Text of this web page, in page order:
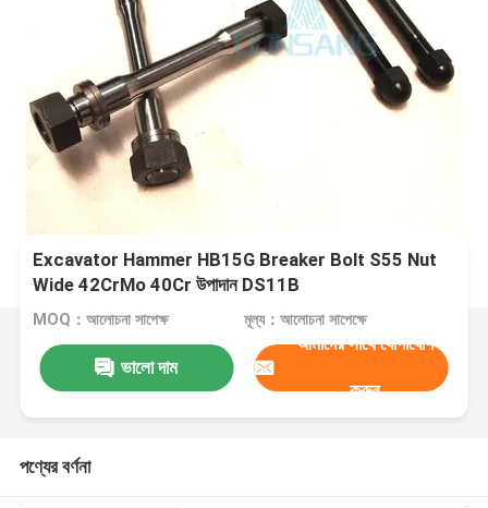
Excavator Hammer HB15G Breaker Bolt S55 Nut
Wide 42CrMo 40Cr উপাদান DS11B
MOQ：আলোচনা সাপেক্ষ মূল্য：আলোচনা সাপেক্ষে
ভালো দাম
আমাদের সাথে যোগাযোগ
করুন
পণ্যের বর্ণনা